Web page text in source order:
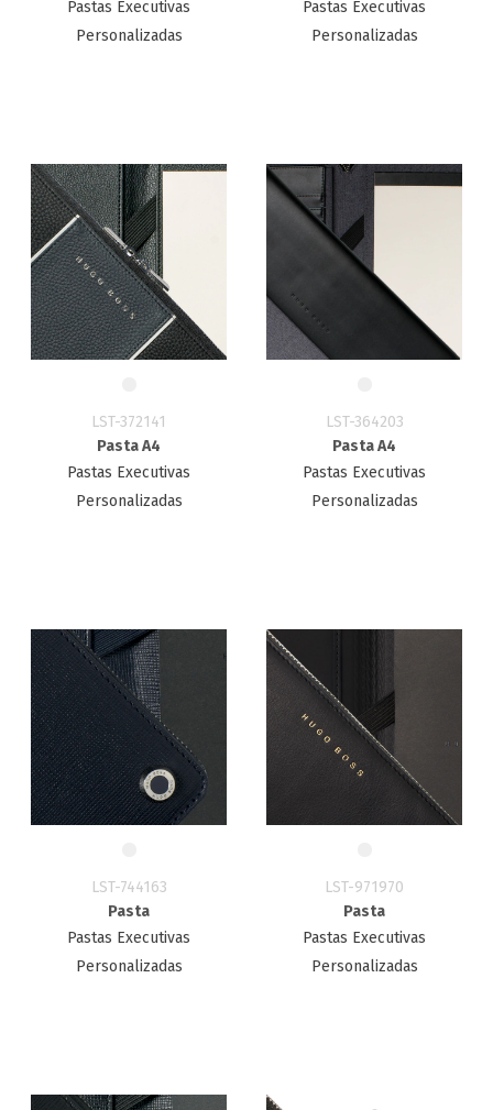
Pastas Executivas
Personalizadas
Pastas Executivas
Personalizadas
LST-372141
Pasta A4
Pastas Executivas
Personalizadas
LST-364203
Pasta A4
Pastas Executivas
Personalizadas
LST-744163
Pasta
Pastas Executivas
Personalizadas
LST-971970
Pasta
Pastas Executivas
Personalizadas